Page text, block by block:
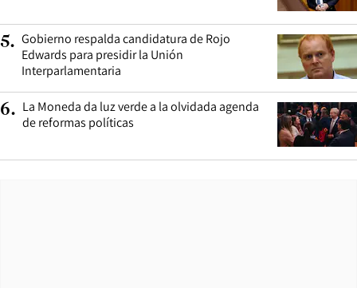
5. Gobierno respalda candidatura de Rojo
Edwards para presidir la Unión
Interparlamentaria
6. La Moneda da luz verde a la olvidada agenda
de reformas políticas